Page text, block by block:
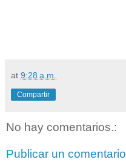
at 9:28 a.m.
Compartir
No hay comentarios.:
Publicar un comentario